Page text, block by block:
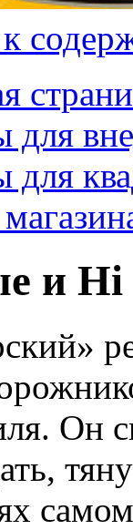
для
для
и
Он